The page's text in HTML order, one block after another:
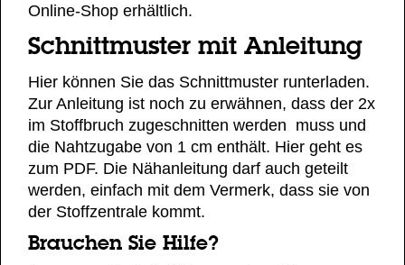
Online-Shop erhältlich.
Schnittmuster mit Anleitung
Hier können Sie das Schnittmuster runterladen.
Zur Anleitung ist noch zu erwähnen, dass der 2x
im Stoffbruch zugeschnitten werden muss und
die Nahtzugabe von 1 cm enthält. Hier geht es
zum PDF. Die Nähanleitung darf auch geteilt
werden, einfach mit dem Vermerk, dass sie von
der Stoffzentrale kommt.
Brauchen Sie Hilfe?